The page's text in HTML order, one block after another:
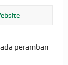
peramban